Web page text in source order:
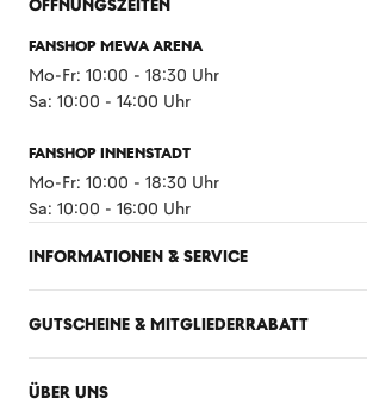
ÖFFNUNGSZEITEN
FANSHOP MEWA ARENA
Mo-Fr: 10:00 - 18:30 Uhr
Sa: 10:00 - 14:00 Uhr
FANSHOP INNENSTADT
Mo-Fr: 10:00 - 18:30 Uhr
Sa: 10:00 - 16:00 Uhr
INFORMATIONEN & SERVICE
GUTSCHEINE & MITGLIEDERRABATT
ÜBER UNS